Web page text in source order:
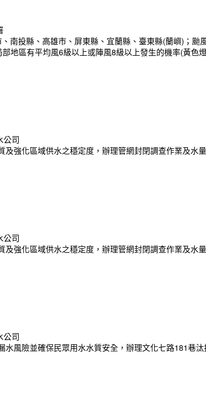
南投縣、高雄市、屏東縣、宜蘭縣、臺東縣(蘭嶼)；
地區有平均風6級以上或陣風8級以上發生的機率(黃色
公司
及強化區域供水之穩定度，辦理管網封閉調查作業及水
公司
及強化區域供水之穩定度，辦理管網封閉調查作業及水
公司
水風險並確保民眾用水水質安全，辦理文化七路181巷